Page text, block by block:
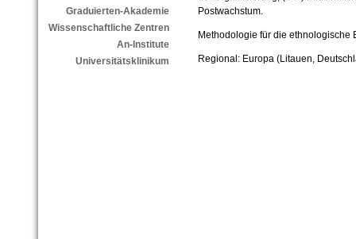
Graduierten-Akademie
Wissenschaftliche Zentren
An-Institute
Universitätsklinikum
Postwachstum.
Methodologie für die ethnologische
Regional: Europa (Litauen,